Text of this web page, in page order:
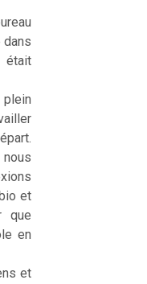
dans
plein
et
que
en
et